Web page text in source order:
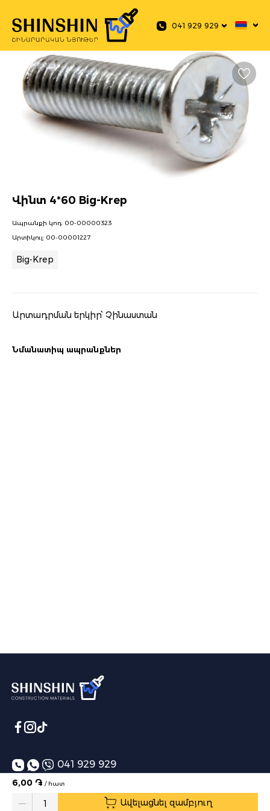
041 929 929
Վինտ 4*60 Big-Krep
Ապրանքի կոդ: 00-00000323
Արտիկուլ: 00-00001227
Big-Krep
Արտադրման երկիր՝ Չինաստան
6,00 ֏ / հատ
Quantity Ավելացնել զամբյուղ
Նմանատիպ ապրանքներ
041 929 929
info@shinshin.am
Առաքման ժամեր՝ 10:00-19:00